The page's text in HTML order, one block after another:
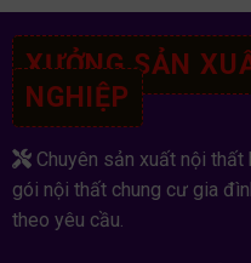
XƯỞNG SẢN
NGHIỆP
Chuyên sản xuất nội thất
gói nội thất chung cư gia
theo yêu cầu.